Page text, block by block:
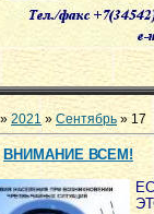
»2021 » Сентябрь » 17
ВНИМАНИЕ ВСЕМ!